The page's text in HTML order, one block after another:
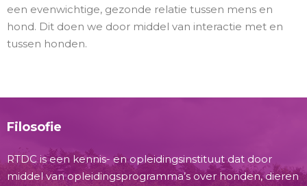
een evenwichtige, gezonde relatie tussen mens en
hond. Dit doen we door middel van interactie met en
tussen honden.
Filosofie
RTDC is een kennis- en opleidingsinstituut dat door
middel van opleidingsprogramma’s over honden, dieren